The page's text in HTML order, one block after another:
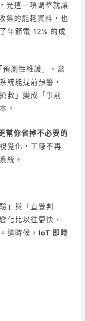
光這一項調整就讓
集的能耗資料，也
年節電 12% 的成
測性維護」。當
統能提前預警，
救」變成「事前
。
幫你省掉不必要的
覺化，工廠不再
統。
」與「直覺判
化比以往更快、
這時候， IoT 即時